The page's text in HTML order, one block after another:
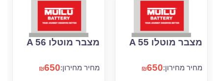
מצבר מוטלו A 55
מחיר מחירון: ₪650
מצבר מוטלו A 56
מחיר מחירון: ₪650